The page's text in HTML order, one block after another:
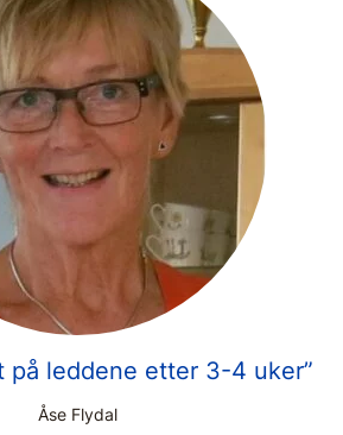
på leddene etter 3-4 uker”
Åse Flydal